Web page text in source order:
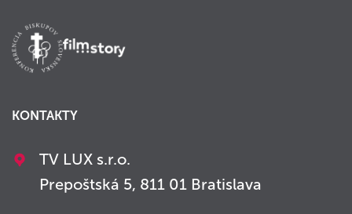
KONTAKTY
TV LUX s.r.o.
Prepoštská 5, 811 01 Bratislava